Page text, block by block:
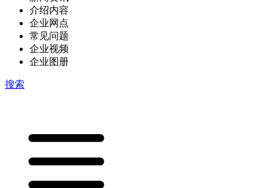
介绍内容
企业网点
常见问题
企业视频
企业图册
搜索